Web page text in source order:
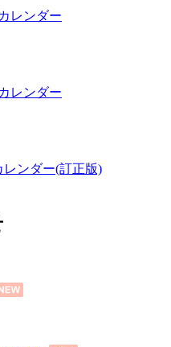
レンダー
レンダー
レンダー(訂正版)